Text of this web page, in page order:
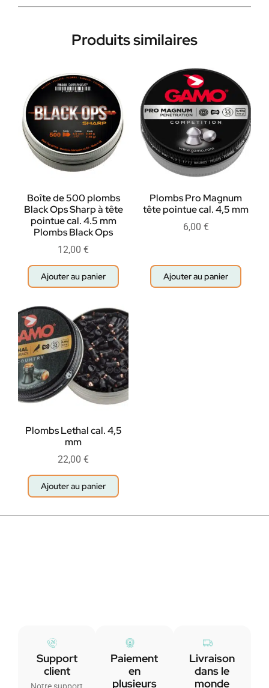
Produits similaires
Boîte de 500 plombs
Black Ops Sharp à tête
pointue cal. 4.5 mm
Plombs Black Ops
12,00 €
Ajouter au panier
Plombs Pro Magnum
tête pointue cal. 4,5 mm
6,00 €
Ajouter au panier
Plombs Lethal cal. 4,5
mm
22,00 €
Ajouter au panier
Support
client
Paiement
en
plusieurs
Livraison
dans le
monde